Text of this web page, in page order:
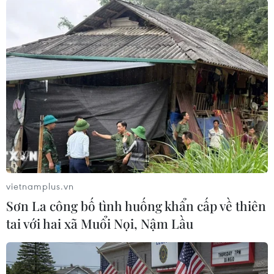
khẩu Quốc tế Móng Cái-
Đông Hưng
Hoạt động du lịch biên giới qua cặp Cửa khẩu
Quốc tế Móng Cái-Đông Hưng cần có những giải
pháp, định hướng để thúc đẩy hơn nữa hoạt động
du lịch biên giới, kích cầu thu hút khách quốc tế.
(TTXVN/Vietnam+)
vietnamplus.vn
Sơn La công bố tình huống khẩn cấp về thiên
tai với hai xã Muổi Nọi, Nậm Lầu